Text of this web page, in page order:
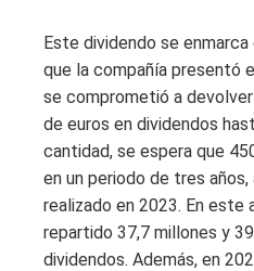
Este dividendo se
que la compañía presentó
se comprometió a
de euros en dividendos
cantidad, se espera que
en un periodo de tres
realizado en 2023. En este
repartido 37,7 millones y
dividendos. Además, en